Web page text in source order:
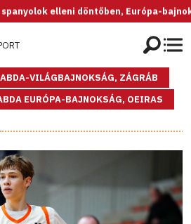
döntőben, Európa-bajnok az U20-
VILÁGBAJNOKSÁG, ZÁGRÁB
EURÓPA-BAJNOKSÁG, OEIRAS